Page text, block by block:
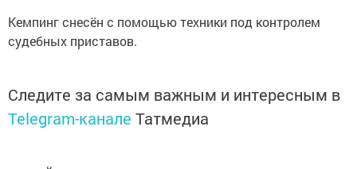
Кемпинг снесён с помощью техники под контролем
судебных приставов.
Следите за самым важным и интересным в
Telegram-канале Татмедиа